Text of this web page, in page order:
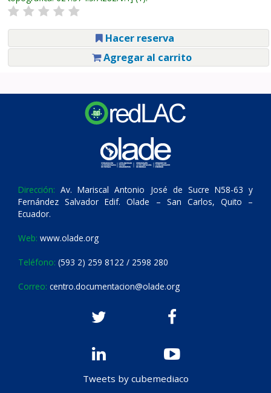
Hacer reserva
Agregar al carrito
Dirección: Av. Mariscal Antonio José de Sucre N58-63 y
Fernández Salvador Edif. Olade – San Carlos, Quito –
Ecuador.
Web: www.olade.org
Teléfono: (593 2) 259 8122 / 2598 280
Correo: centro.documentacion@olade.org
Tweets by cubemediaco